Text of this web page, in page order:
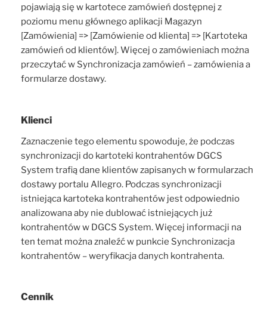
pojawiają się w kartotece zamówień dostępnej z
poziomu menu głównego aplikacji Magazyn
[Zamówienia] => [Zamówienie od klienta] => [Kartoteka
zamówień od klientów]. Więcej o zamówieniach można
przeczytać w Synchronizacja zamówień – zamówienia a
formularze dostawy.
Klienci
Zaznaczenie tego elementu spowoduje, że podczas
synchronizacji do kartoteki kontrahentów DGCS
System trafią dane klientów zapisanych w formularzach
dostawy portalu Allegro. Podczas synchronizacji
istniejąca kartoteka kontrahentów jest odpowiednio
analizowana aby nie dublować istniejących już
kontrahentów w DGCS System. Więcej informacji na
ten temat można znaleźć w punkcie Synchronizacja
kontrahentów – weryfikacja danych kontrahenta.
Cennik